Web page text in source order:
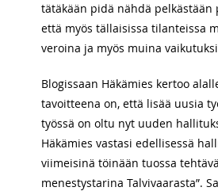
tätäkään pidä nähdä pelkästään
että myös tällaisissa tilanteissa
veroina ja myös muina
Blogissaan Häkämies kertoo
tavoitteena on, että lisää uusia
työssä on oltu nyt uuden
Häkämies vastasi edellisessä
viimeisinä töinään tuossa
menestystarina Talvivaarasta”.